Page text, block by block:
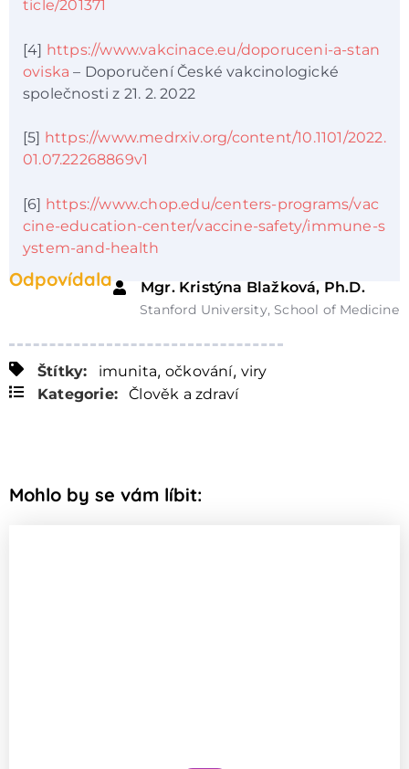
ticle/201371
[4] https://www.vakcinace.eu/doporuceni-a-stan
oviska – Doporučení České vakcinologické
společnosti z 21. 2. 2022
[5] https://www.medrxiv.org/content/10.1101/2022.
01.07.22268869v1
[6] https://www.chop.edu/centers-programs/vac
cine-education-center/vaccine-safety/immune-s
ystem-and-health
Odpovídala Mgr. Kristýna Blažková, Ph.D.
Stanford University, School of Medicine
Štítky: imunita, očkování, viry
Kategorie:
Člověk a zdraví
Mohlo by se vám líbit: